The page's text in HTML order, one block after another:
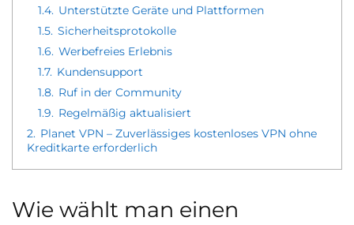
1.4. Unterstützte Geräte und Plattformen
1.5. Sicherheitsprotokolle
1.6. Werbefreies Erlebnis
1.7. Kundensupport
1.8. Ruf in der Community
1.9. Regelmäßig aktualisiert
2. Planet VPN – Zuverlässiges kostenloses VPN ohne
Kreditkarte erforderlich
Wie wählt man einen